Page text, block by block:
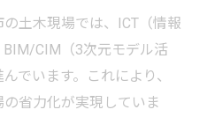
土木現場では、ICT（情報
CIM（3次元モデル活
でいます。これにより、
省力化が実現していま